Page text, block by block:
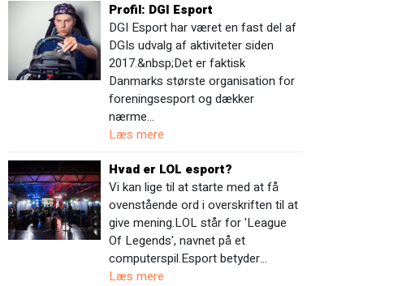
Profil: DGI Esport
DGI Esport har været en fast del af
DGIs udvalg af aktiviteter siden
2017.&nbsp;Det er faktisk
Danmarks største organisation for
foreningsesport og dækker
nærme…
Læs mere
Hvad er LOL esport?
Vi kan lige til at starte med at få
ovenstående ord i overskriften til at
give mening.LOL står for 'League
Of Legends', navnet på et
computerspil.Esport betyder…
Læs mere